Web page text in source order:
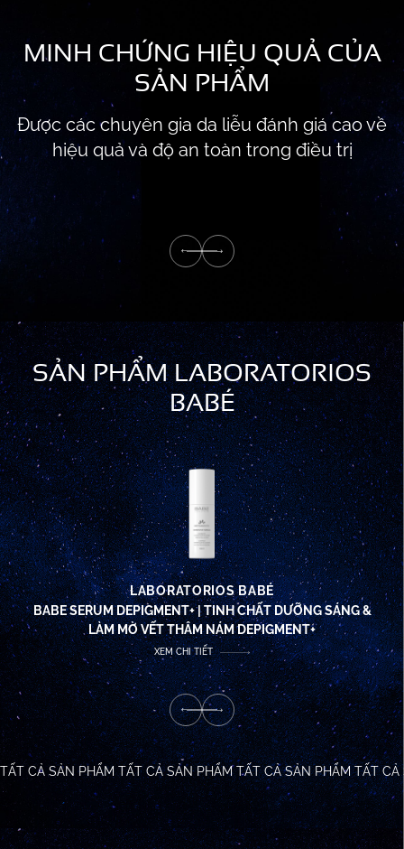
MINH CHỨNG HIỆU QUẢ CỦA
SẢN PHẨM
Được các chuyên gia da liễu đánh giá cao về
hiệu quả và độ an toàn trong điều trị
SẢN PHẨM LABORATORIOS
BABÉ
LABORATORIOS BABÉ
BABE SERUM DEPIGMENT+ | TINH CHẤT DƯỠNG SÁNG &
LÀM MỜ VẾT THÂM NÁM DEPIGMENT+
XEM CHI TIẾT
TẤT CẢ SẢN PHẨM TẤT CẢ SẢN PHẨM TẤT CẢ SẢN PHẨM TẤT CẢ